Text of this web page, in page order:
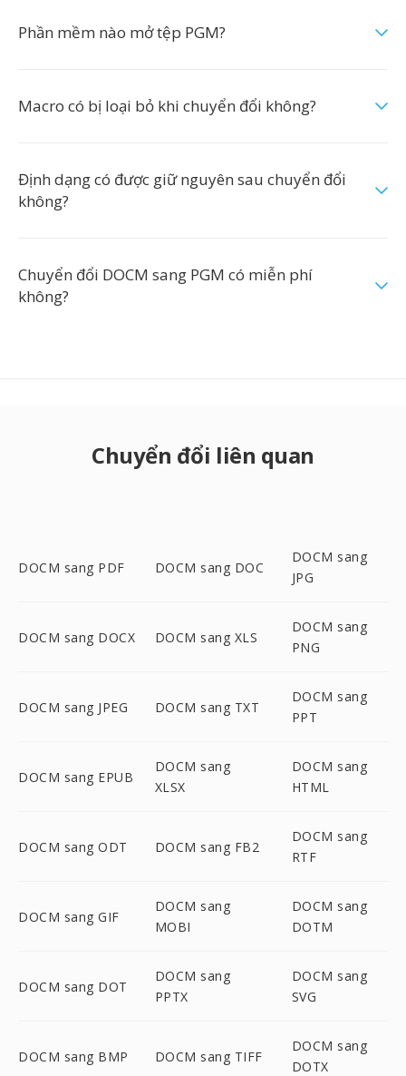
Phần mềm nào mở tệp PGM?
Macro có bị loại bỏ khi chuyển đổi không?
Định dạng có được giữ nguyên sau chuyển đổi
không?
Chuyển đổi DOCM sang PGM có miễn phí
không?
Chuyển đổi liên quan
DOCM sang PDF DOCM sang DOC
DOCM sang
JPG
DOCM sang DOCX DOCM sang XLS
DOCM sang
PNG
DOCM sang JPEG DOCM sang TXT
DOCM sang
PPT
DOCM sang EPUB
DOCM sang
XLSX
DOCM sang
HTML
DOCM sang ODT DOCM sang FB2
DOCM sang
RTF
DOCM sang GIF
DOCM sang
MOBI
DOCM sang
DOTM
DOCM sang DOT
DOCM sang
PPTX
DOCM sang
SVG
DOCM sang BMP DOCM sang TIFF
DOCM sang
DOTX